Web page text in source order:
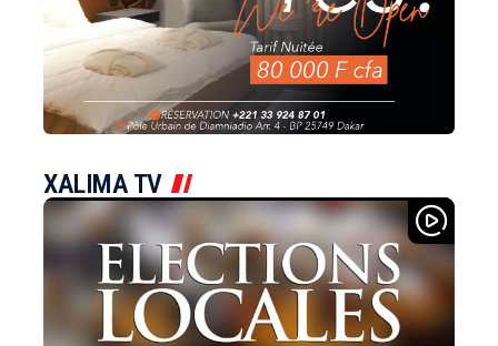
XALIMA TV